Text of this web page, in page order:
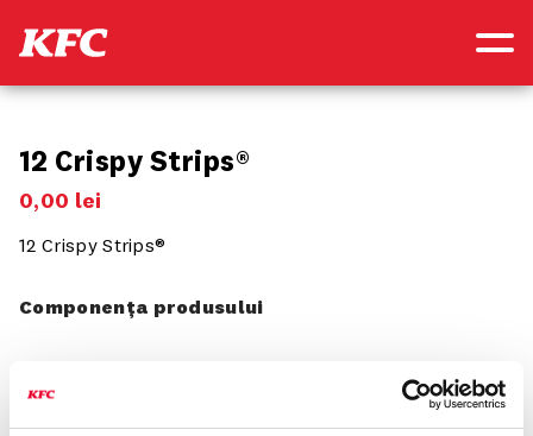
12 Crispy Strips®
0,00 lei
12 Crispy Strips®
Componența produsului